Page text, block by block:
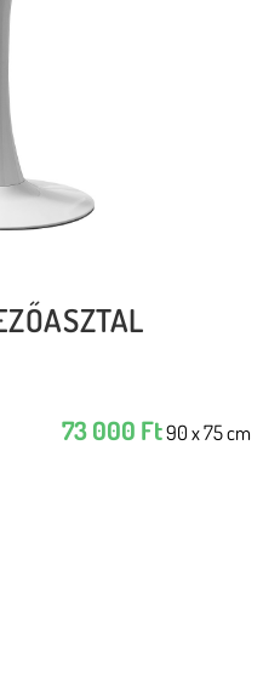
73 000 Ft90 x 75 cm